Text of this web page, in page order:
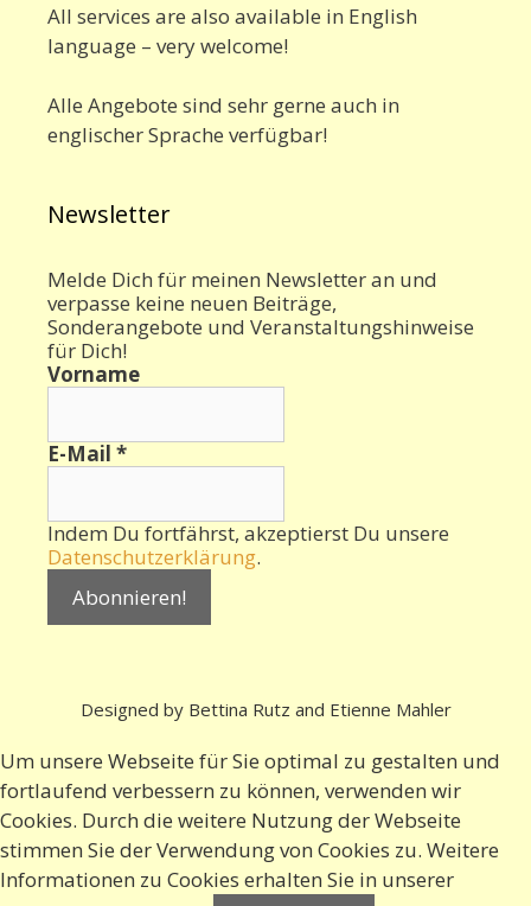
All services are also available in English
language – very welcome!
Alle Angebote sind sehr gerne auch in
englischer Sprache verfügbar!
Newsletter
Melde Dich für meinen Newsletter an und
verpasse keine neuen Beiträge,
Sonderangebote und Veranstaltungshinweise
für Dich!
Vorname
E-Mail *
Indem Du fortfährst, akzeptierst Du unsere
Datenschutzerklärung.
Designed by Bettina Rutz and Etienne Mahler
Um unsere Webseite für Sie optimal zu gestalten und
fortlaufend verbessern zu können, verwenden wir
Cookies. Durch die weitere Nutzung der Webseite
stimmen Sie der Verwendung von Cookies zu. Weitere
Informationen zu Cookies erhalten Sie in unserer